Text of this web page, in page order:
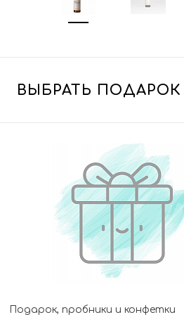
ВЫБРАТЬ
Подарок, пробники и конфетки